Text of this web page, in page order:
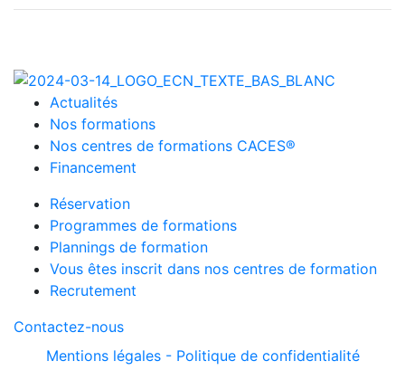
Actualités
Nos formations
Nos centres de formations CACES®
Financement
Réservation
Programmes de formations
Plannings de formation
Vous êtes inscrit dans nos centres de formation
Recrutement
Contactez-nous
Mentions légales - Politique de confidentialité